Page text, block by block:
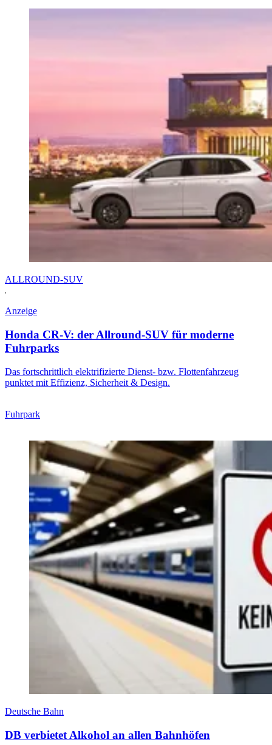
ALLROUND-SUV
Anzeige
Honda CR-V: der Allround-SUV für moderne
Fuhrparks
Das fortschrittlich elektrifizierte Dienst- bzw. Flottenfahrzeug
punktet mit Effizienz, Sicherheit & Design.
Fuhrpark
Deutsche Bahn
DB verbietet Alkohol an allen Bahnhöfen